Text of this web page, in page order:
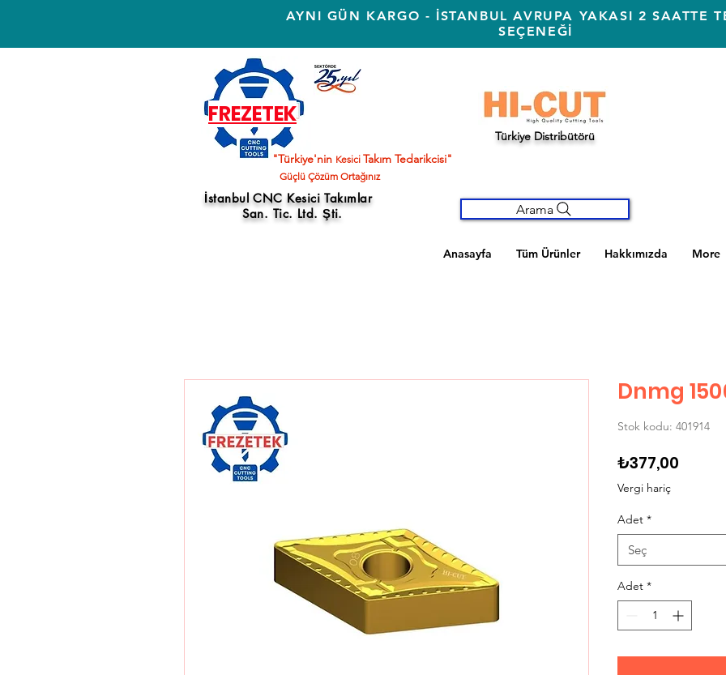
AYNI GÜN KARGO - İSTANBUL AVRUPA YAKASI 2 SAATTE
SEÇENEĞİ
FREZETEK
"Türkiye'nin Kesici Takım Tedarikcisi"
Türkiye Distribütörü
Güçlü Çözüm Ortağınız
İstanbul CNC Kesici Takımlar
San. Tic. Ltd. Şti.
Arama
Anasayfa Tüm Ürünler Hakkımızda More
Dnmg
Stok kodu: 401914
₺377,00
Vergi hariç
Adet *
Seç
Adet *